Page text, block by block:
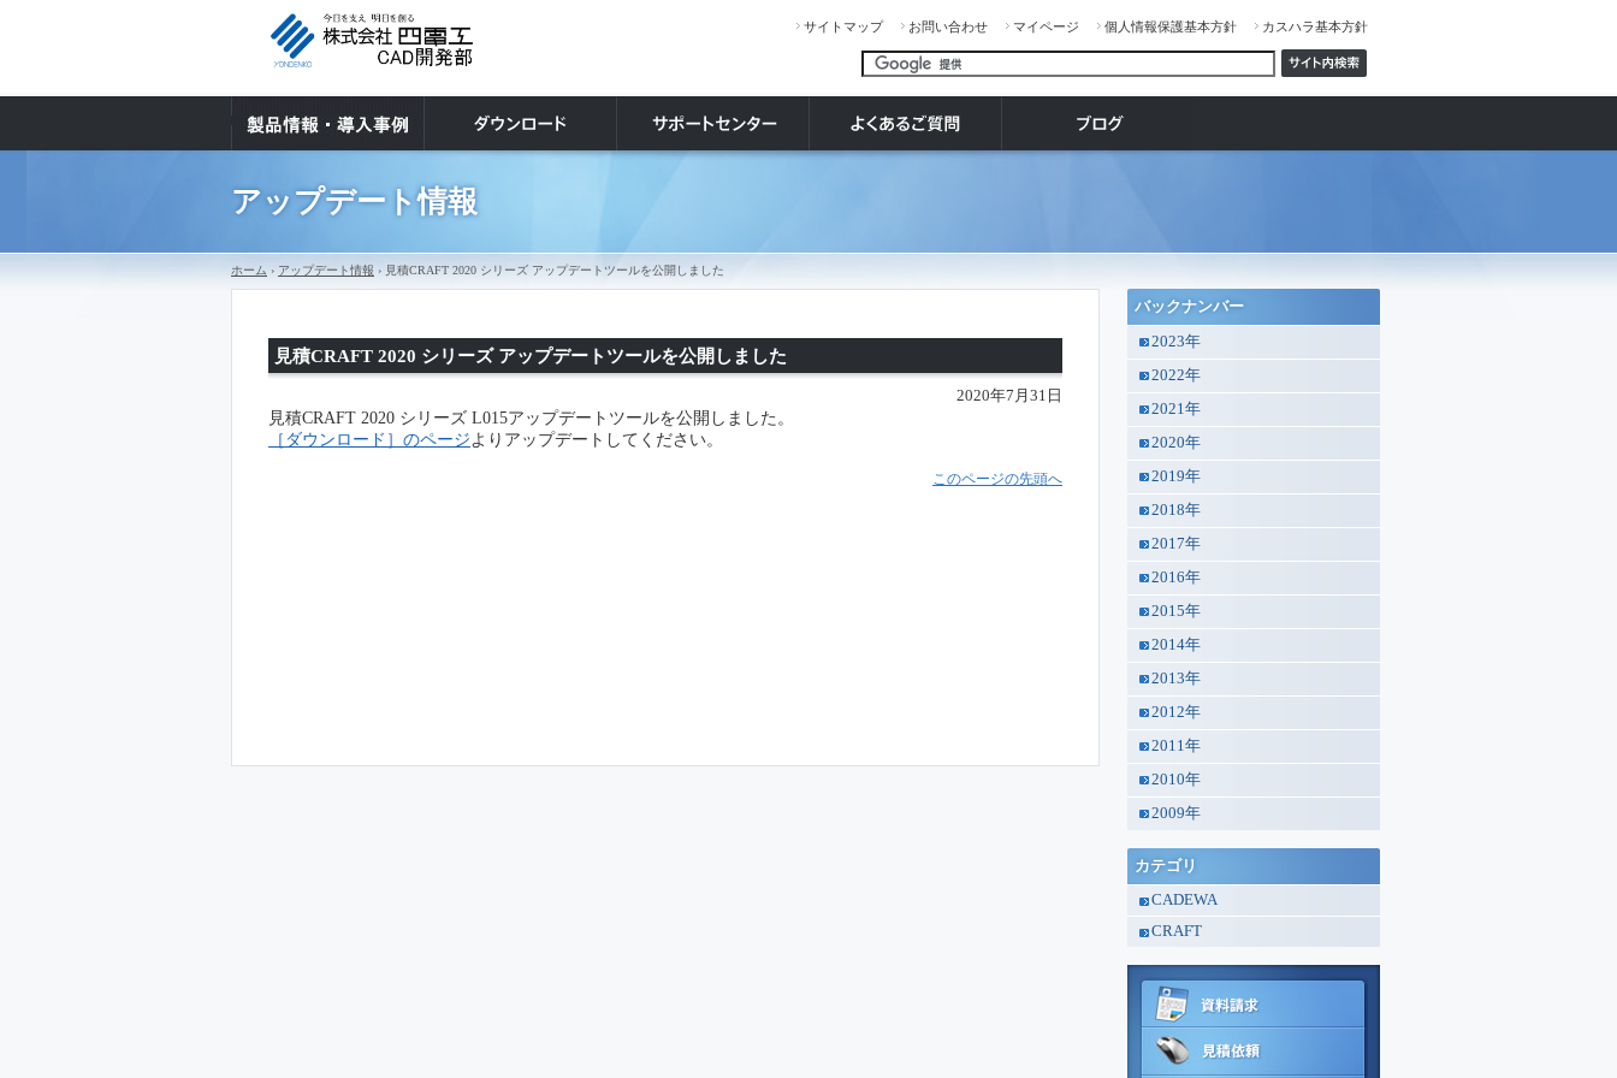
サイトマップ お問い合わせ マイページ 個人情報保護基本方針 カスハラ基本方針
アップデート情報
ホーム › アップデート情報 › 見積CRAFT 2020 シリーズ アップデートツールを公開しました
見積CRAFT 2020 シリーズ アップデートツールを公開しました
2020年7月31日
見積CRAFT 2020 シリーズ L015アップデートツールを公開しました。
［ダウンロード］のページよりアップデートしてください。
このページの先頭へ
バックナンバー
2023年
2022年
2021年
2020年
2019年
2018年
2017年
2016年
2015年
2014年
2013年
2012年
2011年
2010年
2009年
カテゴリ
CADEWA
CRAFT